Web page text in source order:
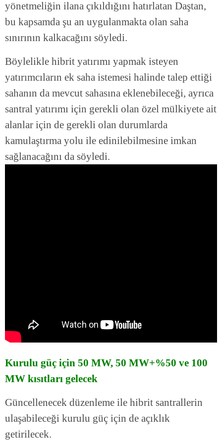
yönetmeliğin ilana çıkıldığını hatırlatan Daştan,
bu kapsamda şu an uygulanmakta olan saha
sınırının kalkacağını söyledi.
Böylelikle hibrit yatırımı yapmak isteyen
yatırımcıların ek saha istemesi halinde talep ettiği
sahanın da mevcut sahasına eklenebileceği, ayrıca
santral yatırımı için gerekli olan özel mülkiyete ait
alanlar için de gerekli olan durumlarda
kamulaştırma yolu ile edinilebilmesine imkan
sağlanacağını da söyledi.
Kurulu güç için 50 MW, 50 MW+%50 ve 100
MW kısıtları gelecek
Güncellenecek düzenleme ile hibrit santrallerin
ulaşabileceği kurulu güç için de açıklık
getirilecek.